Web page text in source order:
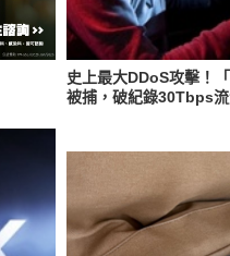
史上最大DDoS攻擊！
被捕，破紀錄30Tbps流